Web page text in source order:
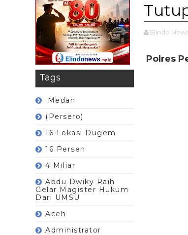
Tags
.Medan
(Persero)
16 Lokasi Dugem
16 Persen
4 Miliar
Abdu Dwiky Raih
Gelar Magister Hukum
Dari UMSU
Aceh
Administrator
Elindo
Polres